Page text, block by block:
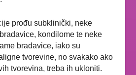
prođu subklinički, neke
kondilome te neke
bradavice, iako su
tvorevine, no svakako ako
tvorevina, treba ih ukloniti.